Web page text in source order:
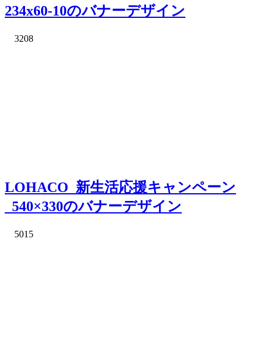
234x60-10のバナーデザイン
3208
LOHACO_新生活応援キャンペーン
_540×330のバナーデザイン
5015